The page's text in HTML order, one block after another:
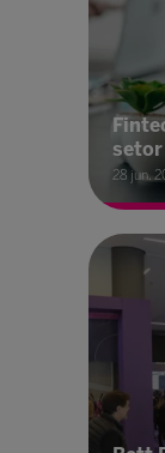
setor
28 jun.